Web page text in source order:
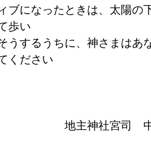
ブになったときは、太陽の
歩い
うするうちに、神さまはあ
ください
社宮司